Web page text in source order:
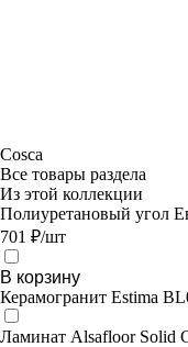
Cosca
Все товары раздела
Из этой коллекции
Полиуретановый угол
701 ₽/шт
В корзину
Керамогранит Estima
Ламинат Alsafloor Solid